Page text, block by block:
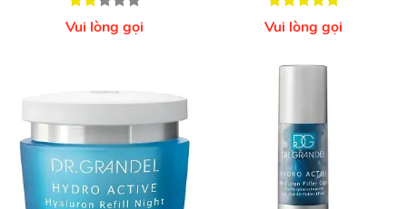
ngực vào buổi sáng và tối sau khi rửa mặt và
Vui lòng gọi Vui lòng gọi